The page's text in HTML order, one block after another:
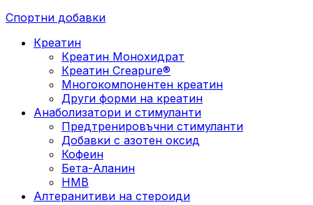
Спортни добавки
Креатин
Креатин Монохидрат
Креатин Creapure®
Многокомпонентен креатин
Други форми на креатин
Анаболизатори и стимуланти
Предтренировъчни стимуланти
Добавки с азотен оксид
Кофеин
Бета-Аланин
HMB
Алтеранитиви на стероиди